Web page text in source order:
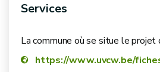
Services
La commune où se situe le
https://www.uvcw.be/